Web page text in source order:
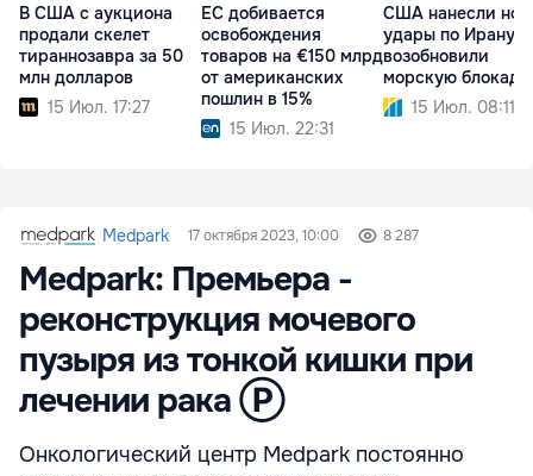
В США с аукциона
продали скелет
тираннозавра за 50
млн долларов
15 Июл. 17:27
ЕС добивается
освобождения
товаров на €150 млрд
от американских
пошлин в 15%
15 Июл. 22:31
США нанесли
удары по Ирану и
возобновили
морскую блокаду
15 Июл. 08:11
Medpark 17 октября 2023, 10:00 8 287
Medpark: Премьера -
реконструкция мочевого
пузыря из тонкой кишки при
лечении рака Ⓟ
Онкологический центр Medpark постоянно